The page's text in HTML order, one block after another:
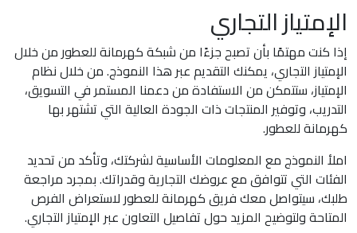
الإمتياز التجاري
إذا كنت مهتمًا بأن تصبح جزءًا من شبكة كهرمانة للعطور من خلال
الإمتياز التجاري، يمكنك التقديم عبر هذا النموذج. من خلال نظام
الإمتياز، ستتمكن من الاستفادة من دعمنا المستمر في التسويق،
التدريب، وتوفير المنتجات ذات الجودة العالية التي تشتهر بها
كهرمانة للعطور.
املأ النموذج مع المعلومات الأساسية لشركتك، وتأكد من تحديد
الفئات التي تتوافق مع عروضك التجارية وقدراتك. بمجرد مراجعة
طلبك، سيتواصل معك فريق كهرمانة للعطور لاستعراض الفرص
المتاحة ولتوضيح المزيد حول تفاصيل التعاون عبر الإمتياز التجاري.